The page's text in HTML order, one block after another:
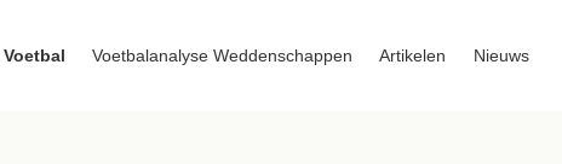
Voetbalanalyse Weddenschappen Artikelen Nieuws